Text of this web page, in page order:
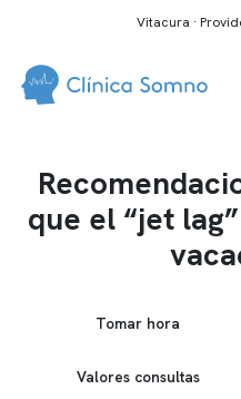
Vitacura ·
que el “jet
Tomar hora
Valores consultas